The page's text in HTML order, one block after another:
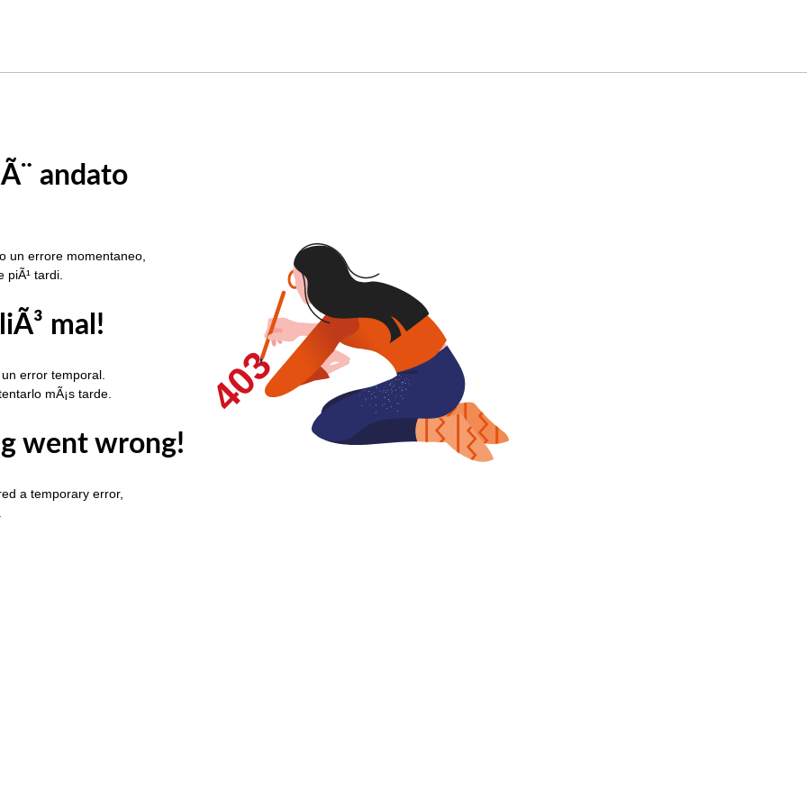
andato
un errore momentaneo,
piÃ¹ tardi.
mal!
error temporal.
mÃ¡s tarde.
went wrong!
a temporary error,
403